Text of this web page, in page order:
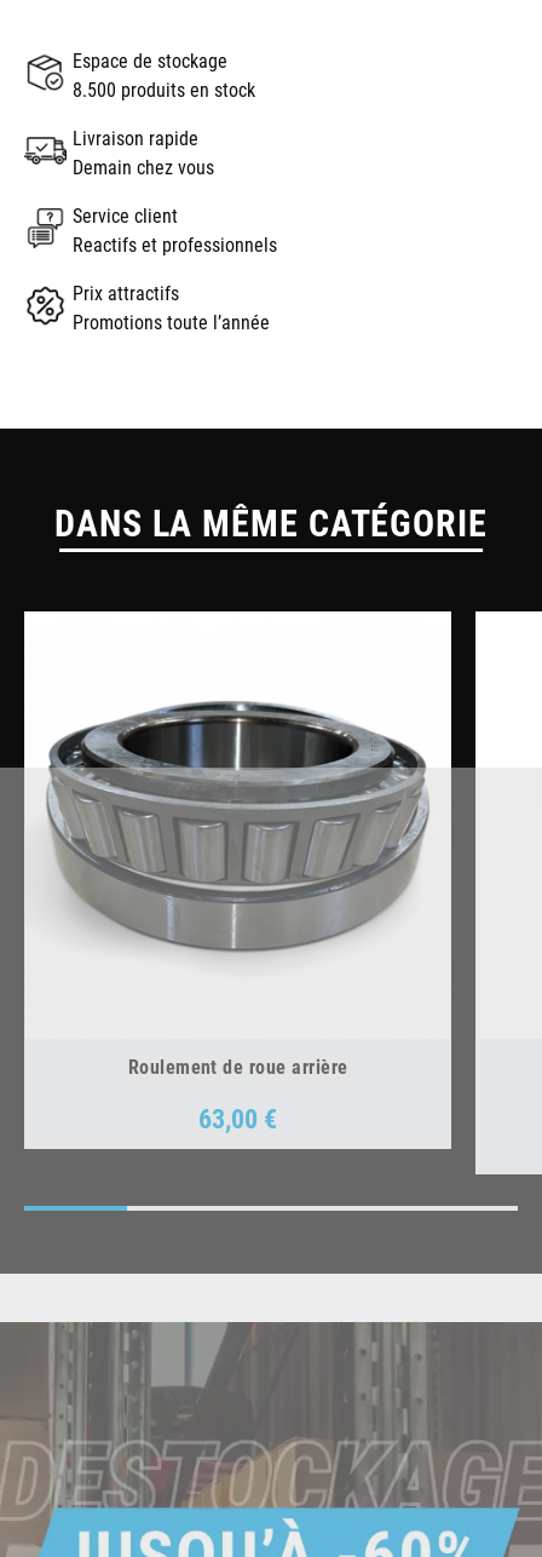
Espace de stockage
8.500 produits en stock
Livraison rapide
Demain chez vous
Service client
Reactifs et professionnels
Prix attractifs
Promotions toute l’année
DANS LA MÊME CATÉGORIE
Roulement de roue arrière
Prix
63,00 €